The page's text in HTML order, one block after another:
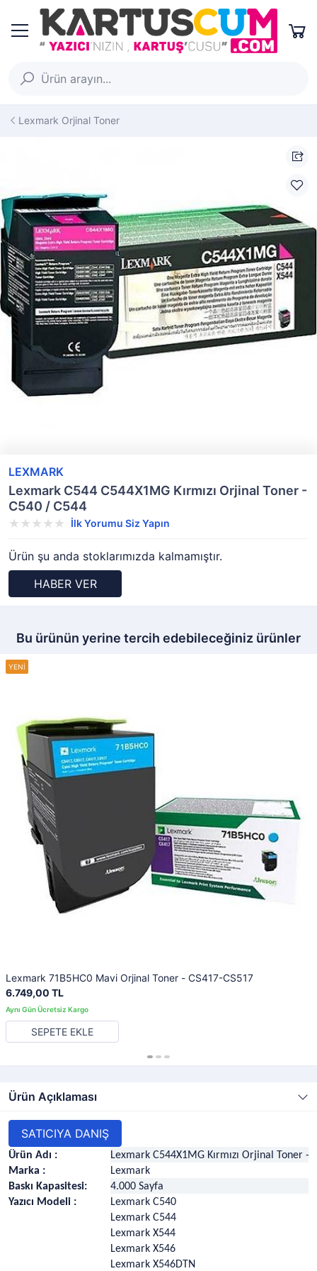
Lexmark Orjinal Toner
LEXMARK
Lexmark C544 C544X1MG Kırmızı Orjinal Toner -
C540 / C544
İlk Yorumu Siz Yapın
Ürün şu anda stoklarımızda kalmamıştır.
HABER VER
Bu ürünün yerine tercih edebileceğiniz ürünler
Lexmark 71B5HC0 Mavi Orjinal Toner - CS417-CS517
6.749,00 TL
SEPETE EKLE
Ürün Açıklaması
SATICIYA DANIŞ
Ürün Adı :
Lexmark C544X1MG Kırmızı Orjinal Toner -
Marka :
Lexmark
Baskı Kapasitesi:
4.000 Sayfa
Yazıcı Modeli :
Lexmark C540
Lexmark C544
Lexmark X544
Lexmark X546
Lexmark X546DTN